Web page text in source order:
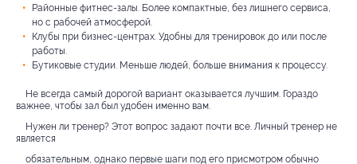
Районные фитнес-залы. Более компактные, без лишнего сервиса,
но с рабочей атмосферой.
Клубы при бизнес-центрах. Удобны для тренировок до или после
работы.
Бутиковые студии. Меньше людей, больше внимания к процессу.
Не всегда самый дорогой вариант оказывается лучшим. Гораздо
важнее, чтобы зал был удобен именно вам.
Нужен ли тренер? Этот вопрос задают почти все. Личный тренер не
является
обязательным, однако первые шаги под его присмотром обычно